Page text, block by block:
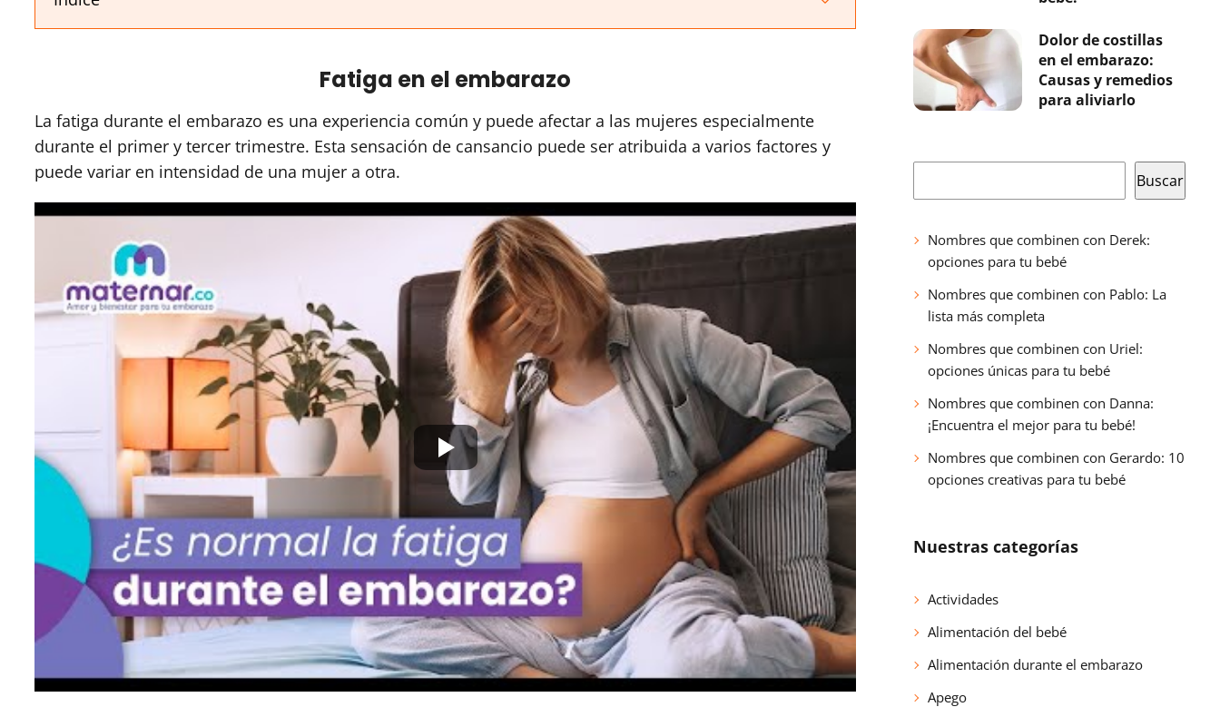
Fatiga en el embarazo
La fatiga durante el embarazo es una experiencia común y puede afectar a las mujeres especialmente
durante el primer y tercer trimestre. Esta sensación de cansancio puede ser atribuida a varios factores y
puede variar en intensidad de una mujer a otra.
Dolor de costillas
en el embarazo:
Causas y remedios
para aliviarlo
Buscar
Nombres que combinen con Derek:
opciones para tu bebé
Nombres que combinen con Pablo: La
lista más completa
Nombres que combinen con Uriel:
opciones únicas para tu bebé
Nombres que combinen con Danna:
¡Encuentra el mejor para tu bebé!
Nombres que combinen con Gerardo: 10
opciones creativas para tu bebé
Nuestras categorías
Actividades
Alimentación del bebé
Alimentación durante el embarazo
Apego